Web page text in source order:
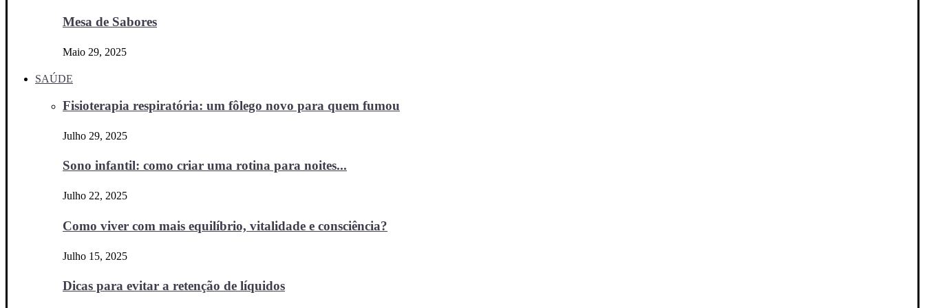
Mesa de Sabores
Maio 29, 2025
SAÚDE
Fisioterapia respiratória: um fôlego novo para quem fumou
Julho 29, 2025
Sono infantil: como criar uma rotina para noites...
Julho 22, 2025
Como viver com mais equilíbrio, vitalidade e consciência?
Julho 15, 2025
Dicas para evitar a retenção de líquidos